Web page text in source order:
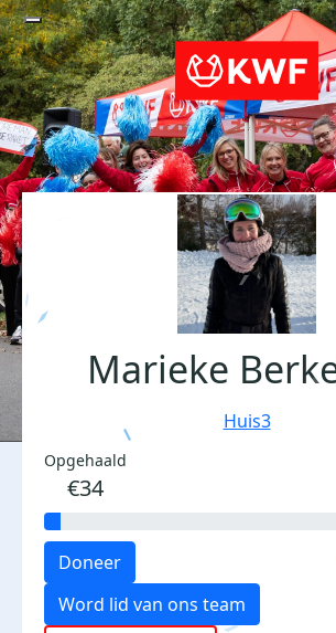
Marieke
Huis3
Opgehaald
€34
Doneer
Word lid van ons team